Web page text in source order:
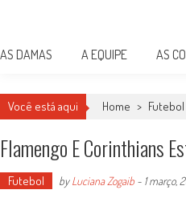
AS DAMAS A EQUIPE AS
Você está aqui Home > Futebol
Flamengo E Corinthians
Futebol byLuciana Zogaib - 1 março,